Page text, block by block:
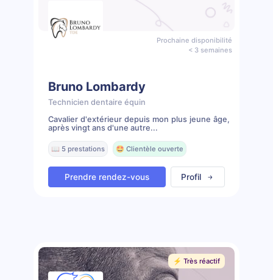
Prochaine disponibilité
< 3 semaines
Bruno Lombardy
Technicien dentaire équin
Cavalier d'extérieur depuis mon plus jeune âge,
après vingt ans d'une autre...
📖 5 prestations 🤩 Clientèle ouverte
Prendre rendez-vous Profil
⚡️ Très réactif